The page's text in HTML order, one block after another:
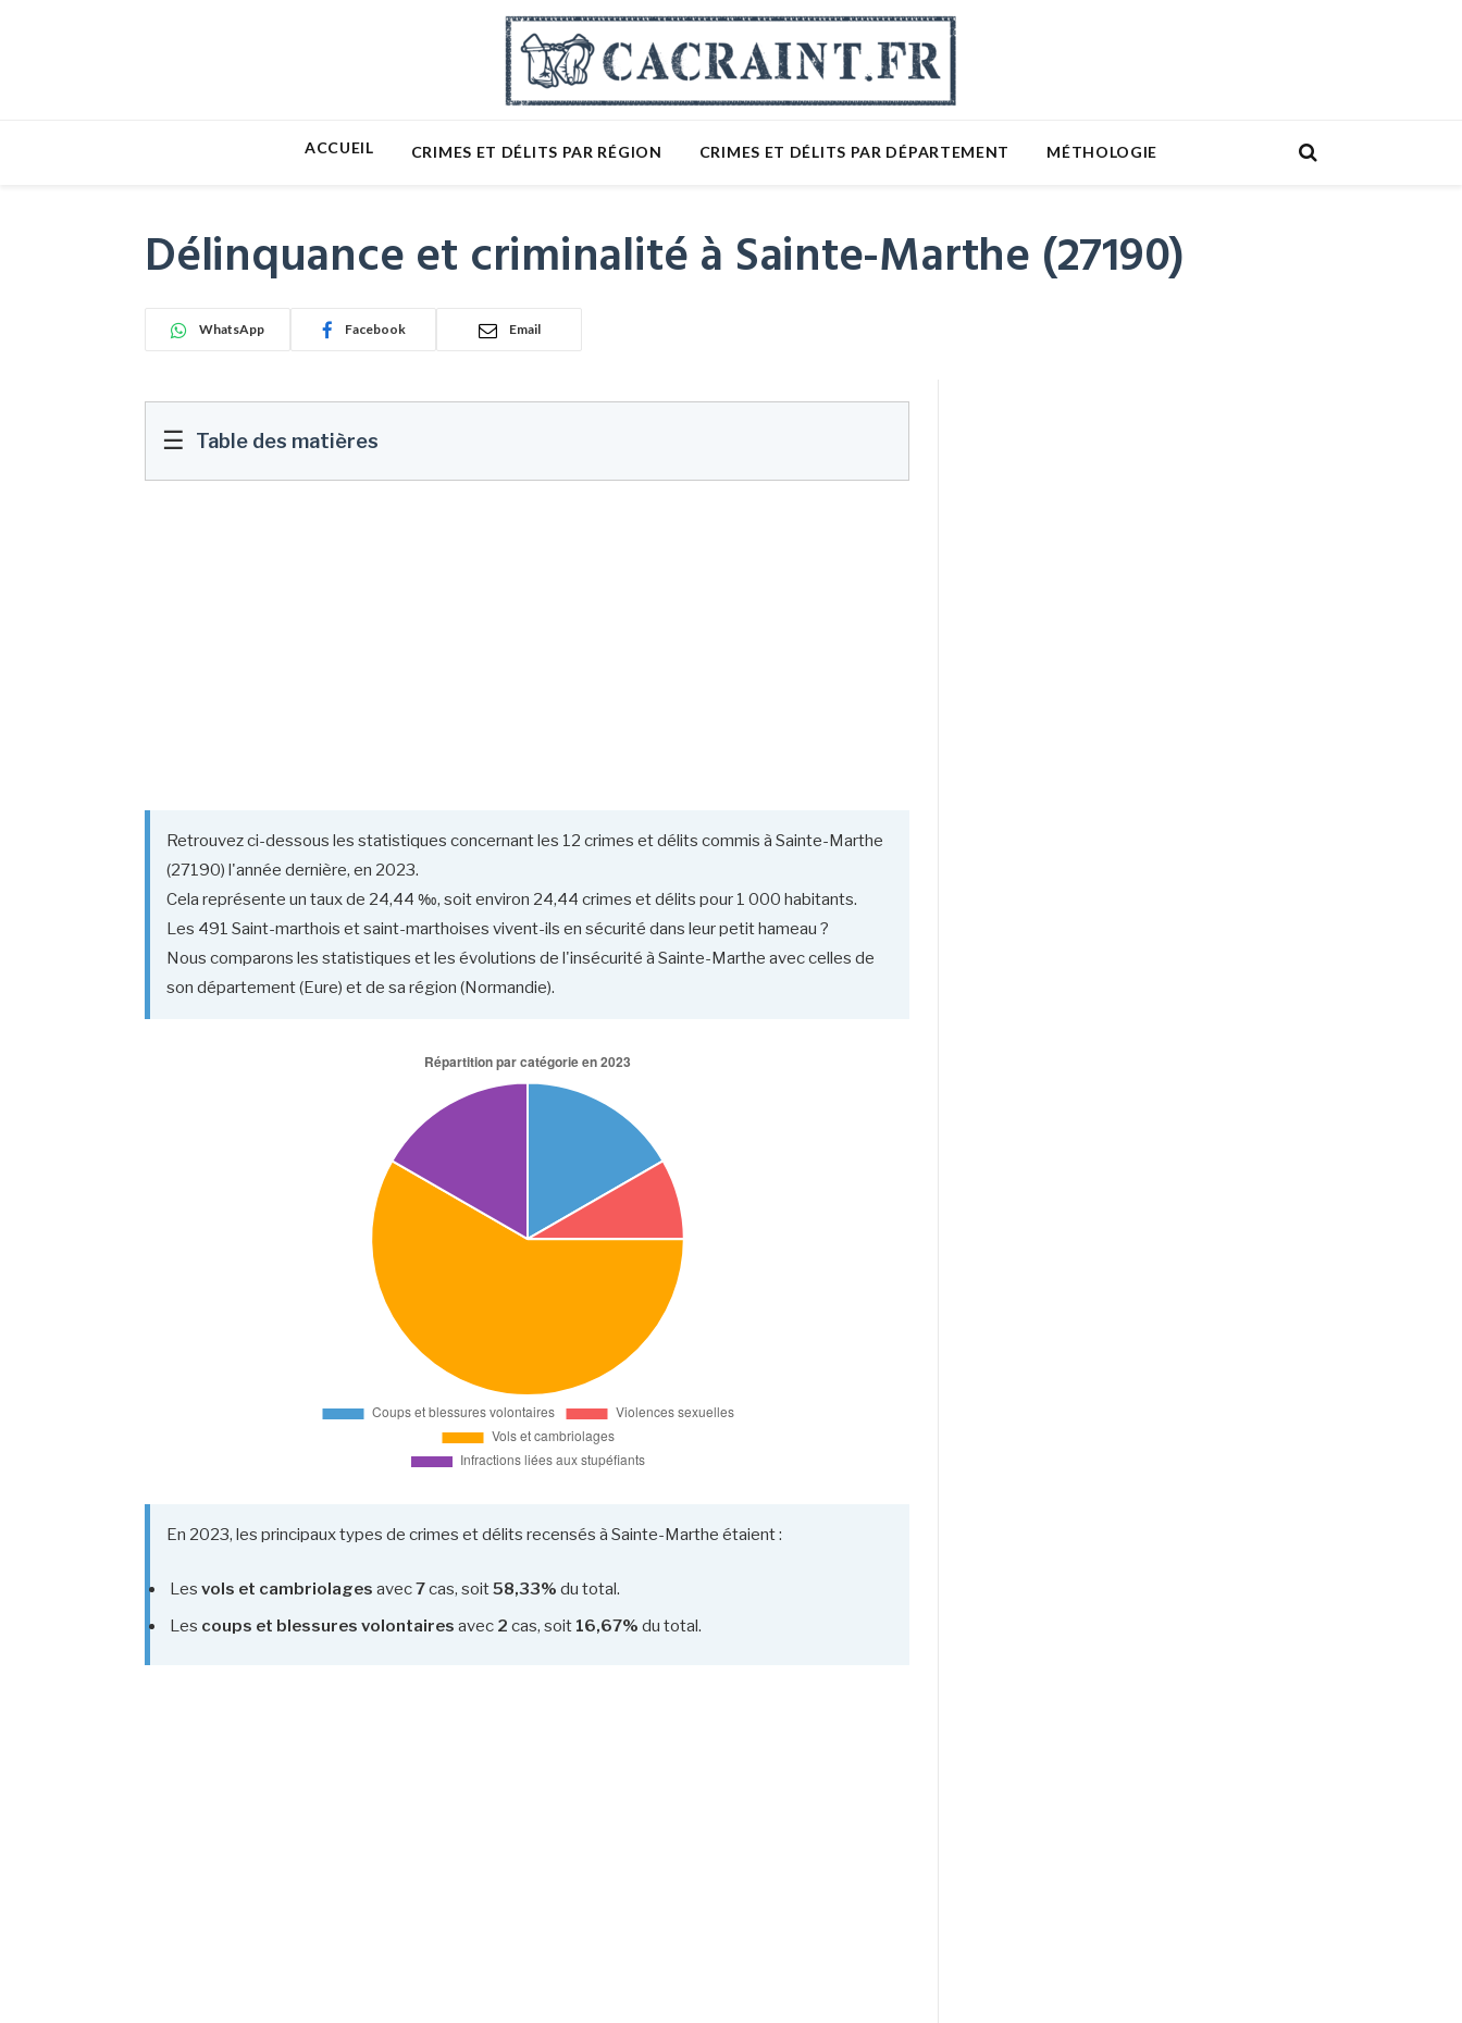
ACCUEIL CRIMES ET DÉLITS PAR RÉGION CRIMES ET DÉLITS PAR DÉPARTEMENT MÉTHOLOGIE
Délinquance et criminalité à Sainte-Marthe (27190)
WhatsApp Facebook Email
☰ Table des matières
Retrouvez ci-dessous les statistiques concernant les 12 crimes et délits commis à Sainte-Marthe
(27190) l'année dernière, en 2023.
Cela représente un taux de 24,44 ‰, soit environ 24,44 crimes et délits pour 1 000 habitants.
Les 491 Saint-marthois et saint-marthoises vivent-ils en sécurité dans leur petit hameau ?
Nous comparons les statistiques et les évolutions de l'insécurité à Sainte-Marthe avec celles de
son département (Eure) et de sa région (Normandie).
En 2023, les principaux types de crimes et délits recensés à Sainte-Marthe étaient :
Les vols et cambriolages avec7cas, soit58,33% du total.
Les coups et blessures volontaires avec 2 cas, soit 16,67% du total.